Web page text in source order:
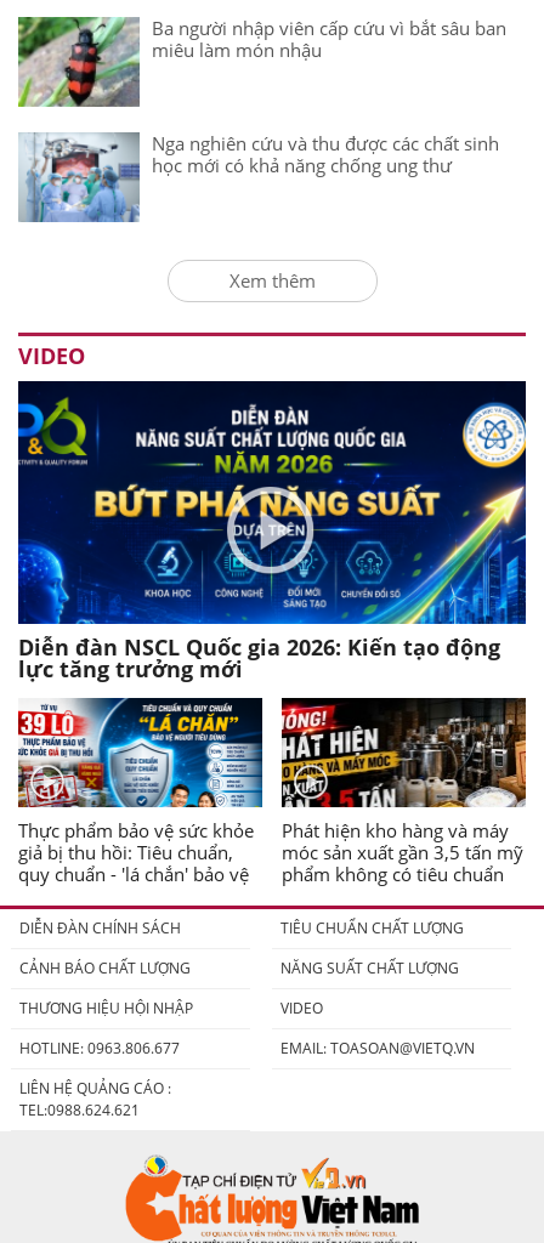
Ba người nhập viên cấp cứu vì bắt sâu ban
miêu làm món nhậu
Nga nghiên cứu và thu được các chất sinh
học mới có khả năng chống ung thư
Xem thêm
VIDEO
Diễn đàn NSCL Quốc gia 2026: Kiến tạo động
lực tăng trưởng mới
Thực phẩm bảo vệ sức khỏe
giả bị thu hồi: Tiêu chuẩn,
quy chuẩn - 'lá chắn' bảo vệ
Phát hiện kho hàng và máy
móc sản xuất gần 3,5 tấn mỹ
phẩm không có tiêu chuẩn
DIỄN ĐÀN CHÍNH SÁCH
TIÊU CHUẨN CHẤT LƯỢNG
CẢNH BÁO CHẤT LƯỢNG
NĂNG SUẤT CHẤT LƯỢNG
THƯƠNG HIỆU HỘI NHẬP
VIDEO
HOTLINE: 0963.806.677
EMAIL:TOASOAN@VIETQ.VN
LIÊN HỆ QUẢNG CÁO :
TEL:0988.624.621